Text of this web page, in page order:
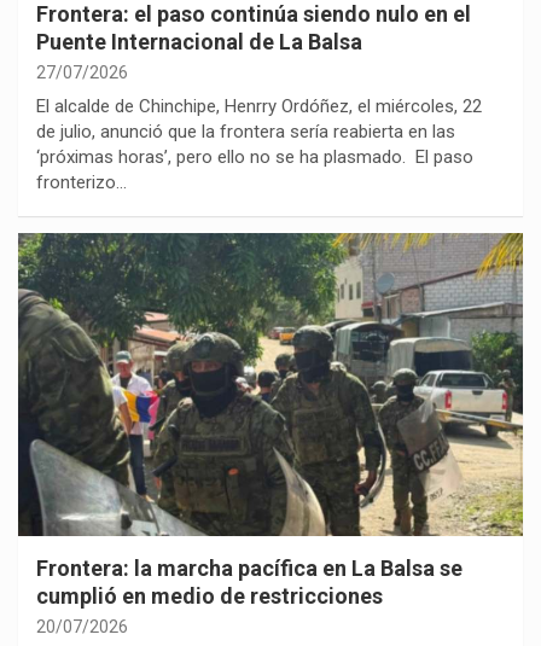
Frontera: el paso continúa siendo nulo en el
Puente Internacional de La Balsa
27/07/2026
El alcalde de Chinchipe, Henrry Ordóñez, el miércoles, 22
de julio, anunció que la frontera sería reabierta en las
‘próximas horas’, pero ello no se ha plasmado. El paso
fronterizo…
Frontera: la marcha pacífica en La Balsa se
cumplió en medio de restricciones
20/07/2026